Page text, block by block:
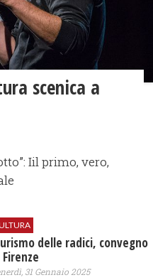
scenica a
Iil primo, vero,
delle radici, convegno
Firenze
31 Gennaio 2025